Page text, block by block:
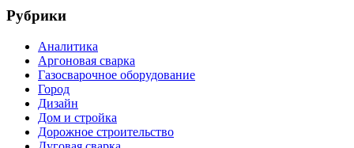
Рубрики
Аналитика
Аргоновая сварка
Газосварочное оборудование
Город
Дизайн
Дом и стройка
Дорожное строительство